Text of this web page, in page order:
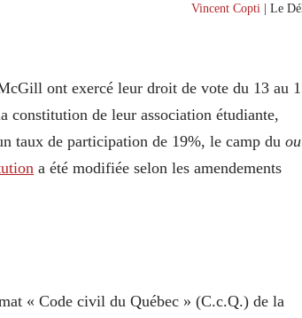
Vincent Copti | Le
ont exercé leur droit de vote du 13 au
constitution de leur association étudiante,
taux de participation de 19%, le camp du
a été modifiée selon les amendements
« Code civil du Québec » (C.c.Q.) de la